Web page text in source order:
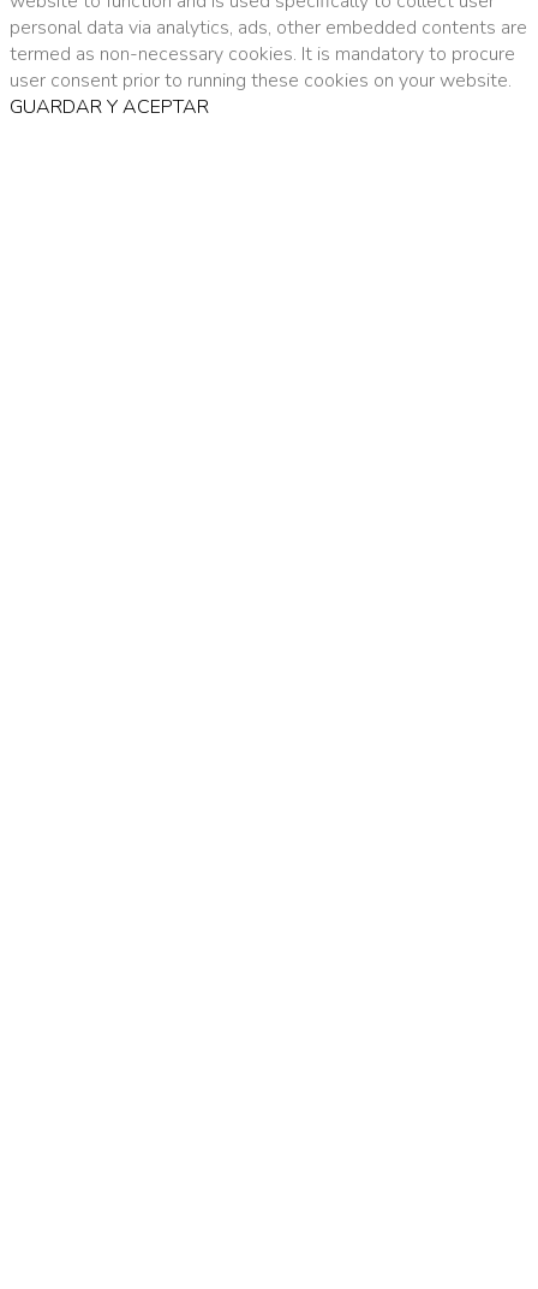
personal data via analytics, ads, other embedded contents are
termed as non-necessary cookies. It is mandatory to procure
user consent prior to running these cookies on your website.
GUARDAR Y ACEPTAR